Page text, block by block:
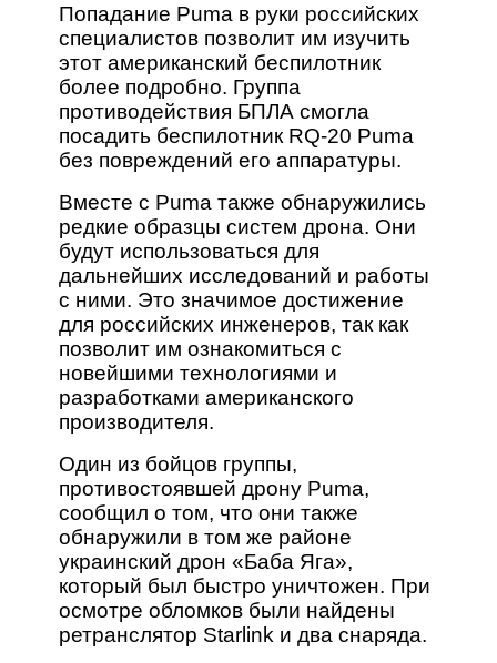
Попадание Puma в руки российских
специалистов позволит им изучить
этот американский беспилотник
более подробно. Группа
противодействия БПЛА смогла
посадить беспилотник RQ-20 Puma
без повреждений его аппаратуры.
Вместе с Puma также обнаружились
редкие образцы систем дрона. Они
будут использоваться для
дальнейших исследований и работы
с ними. Это значимое достижение
для российских инженеров, так как
позволит им ознакомиться с
новейшими технологиями и
разработками американского
производителя.
Один из бойцов группы,
противостоявшей дрону Puma,
сообщил о том, что они также
обнаружили в том же районе
украинский дрон «Баба Яга»,
который был быстро уничтожен. При
осмотре обломков были найдены
ретранслятор Starlink и два снаряда.